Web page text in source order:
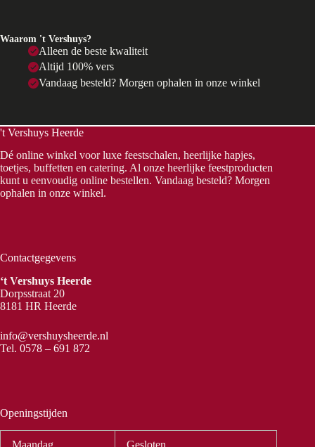
Waarom 't Vershuys?
Alleen de beste kwaliteit
Altijd 100% vers
Vandaag besteld? Morgen ophalen in onze winkel
't Vershuys Heerde
Dé online winkel voor luxe feestschalen, heerlijke hapjes,
toetjes, buffetten en catering. Al onze heerlijke feestproducten
kunt u eenvoudig online bestellen. Vandaag besteld? Morgen
ophalen in onze winkel.
Contactgegevens
‘t Vershuys Heerde
Dorpsstraat 20
8181 HR Heerde
info@vershuysheerde.nl
Tel. 0578 – 691 872
Openingstijden
Maandag Gesloten